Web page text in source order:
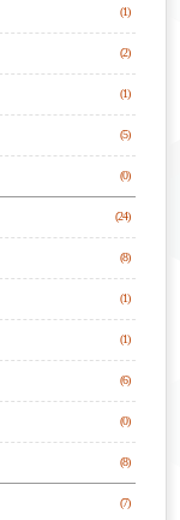
(1)
(2)
(1)
(5)
(0)
(24)
(8)
(1)
(1)
(6)
(0)
(8)
(7)